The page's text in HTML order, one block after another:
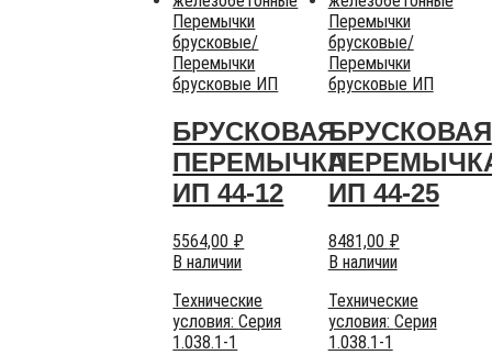
Перемычки
брусковые/
Перемычки
брусковые ИП
БРУСКОВАЯ
ПЕРЕМЫЧКА
ИП 44-12
5564,00 ₽
В наличии
Технические
условия:Серия
1.038.1-1
Перемычки
брусковые/
Перемычки
брусковые ИП
БРУСКОВАЯ
ИП 44-25
8481,00 ₽
В наличии
Технические
условия: Серия
1.038.1-1